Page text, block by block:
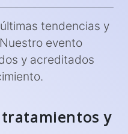
tendencias y
evento
y acreditados
y